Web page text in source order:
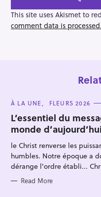
g
a
t
This site uses Akismet to
comment data is processed.
C
T
E
G
O
R
I
E
S
À LA UNE FLEURS 2026
L’essentiel du
monde
le Christ renverse les
humbles. Notre époque a
dérange l'ordre établi...
Read More